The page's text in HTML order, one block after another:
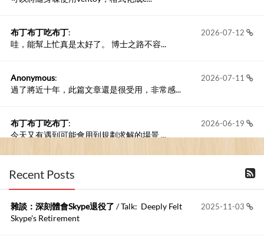
2026-07-12
布丁布丁吃布丁:
哇，能幫上忙真是太好了。 博士之路不容...
2026-07-11
Anonymous:
過了將近十年，此篇文章還是很受用，非常感...
2026-06-19
布丁布丁吃布丁:
今天又有遇到可能會用到規劃求解的場景 ...
2026-06-18
布丁布丁吃布丁
kage好像也可以下載整個網站 感謝分享
Anonymous:
https://github.com/t...
Recent Posts
2025-11-03
雜談：深刻體會Skype退役了 / Talk: Deeply Felt
Skype's Retirement